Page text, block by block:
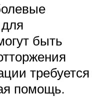
быть
требуется
помощь.